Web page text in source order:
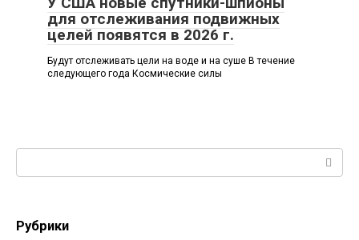
для отслеживания подвижных
целей появятся в 2026 г.
Будут отслеживать цели на воде и на суше В течение
следующего года Космические силы
Рубрики